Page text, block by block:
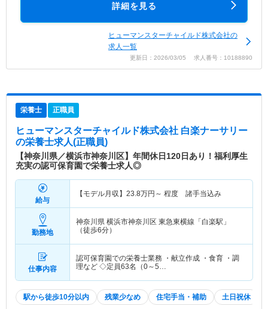
詳細を見る
ヒューマンスターチャイルド株式会社の
求人一覧
更新日：2026/03/05 求人番号：10188890
栄養士 正職員
ヒューマンスターチャイルド株式会社 白楽ナーサリー
の栄養士求人(正職員)
【神奈川県／横浜市神奈川区】年間休日120日あり！福利厚生
充実の認可保育園で栄養士求人◎
給与
【モデル月収】 23.8万円～ 程度 諸手当込み
勤務地
神奈川県 横浜市神奈川区 東急東横線「白楽駅」
（徒歩6分）
仕事内容
認可保育園での栄養士業務 ・献立作成 ・食育 ・調
理など ◇定員63名（0～5…
駅から徒歩10分以内 残業少なめ 住宅手当・補助 土日祝休